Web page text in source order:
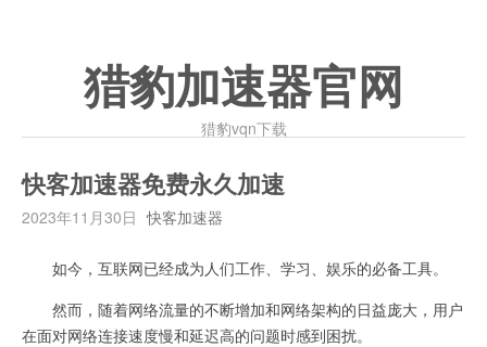
猎豹加速器官网
猎豹vqn下载
快客加速器免费永久加速
2023年11月30日 快客加速器
如今，互联网已经成为人们工作、学习、娱乐的必备工具。
然而，随着网络流量的不断增加和网络架构的日益庞大，用户
在面对网络连接速度慢和延迟高的问题时感到困扰。